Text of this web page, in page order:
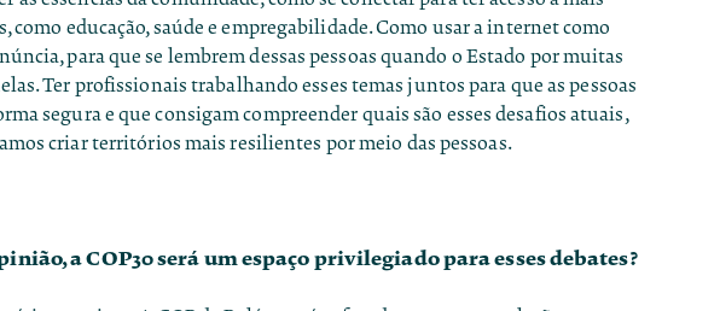
como educação, saúde e empregabilidade. Como usar a internet como
para que se lembrem dessas pessoas quando o Estado por muitas
Ter profissionais trabalhando esses temas juntos para que as pessoas
segura e que consigam compreender quais são esses desafios atuais,
criar territórios mais resilientes por meio das pessoas.
a COP30 será um espaço privilegiado para esses debates?